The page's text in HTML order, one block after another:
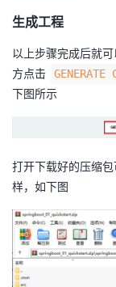
生成工程
以上步骤完成后就
方点击
下图所示
打开下载好的压缩
样，如下图